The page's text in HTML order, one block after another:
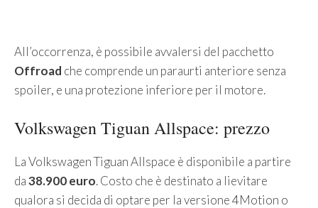
All’occorrenza, è possibile avvalersi del pacchetto
Offroad che comprende un paraurti anteriore senza
spoiler, e una protezione inferiore per il motore.
Volkswagen Tiguan Allspace: prezzo
La Volkswagen Tiguan Allspace è disponibile a partire
da38.900 euro. Costo che è destinato a lievitare
qualora si decida di optare per la versione 4Motion o